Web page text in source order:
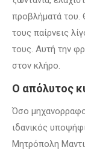
προβλήματά του.
τους παίρνεις
τους. Αυτή την
στον κλήρο.
Ο απόλυτος
Όσο
ιδανικός
Μητρόπολη